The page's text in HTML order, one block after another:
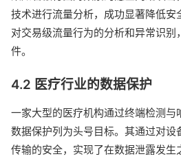
技术进行流量分析，成功显著降低安
对交易级流量行为的分析和异常识别
件。
4.2 医疗行业的数据保护
一家大型的医疗机构通过终端检测与
数据保护列为头号目标。其通过对设
传输的安全，实现了在数据泄露发生